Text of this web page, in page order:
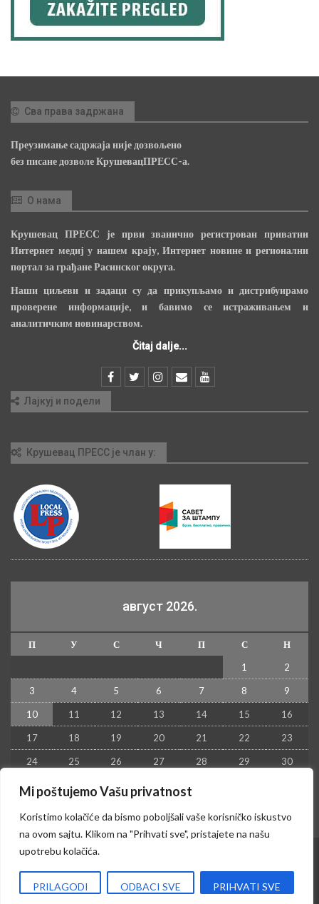
Mi poštujemo Vašu privatnost
Koristimo kolačiće da bismo poboljšali vaše korisničko iskustvo
na ovom sajtu. Klikom na "Prihvati sve", pristajete na našu
upotrebu kolačića.
PRILAGODI ODBACI SVE PRIHVATI SVE
Сва права задржана
Преузимање садржаја није дозвољено
без писане дозволе КрушевацПРЕСС-а.
О нама
Крушевац ПРЕСС је први званично регистрован приватни
Интернет медиј у нашем крају, Интернет новине и регионални
портал за грађане Расинског округа.
Наши циљеви и задаци су да прикупљамо и дистрибуирамо
проверене информације, и бавимо се истраживањем и
аналитичким новинарством.
Čitaj dalje...
Лајкуј и подели
Крушевац ПРЕСС је члан у:
август 2026.
П У С Ч П С
Н
1
2
3 4 5 6 7 8 9
10 11 12 13 14 15 16
17 18 19 20 21 22 23
24 25 26 27 28 29 30
31
Izrada sajta i hosting:Hosting-Srbija